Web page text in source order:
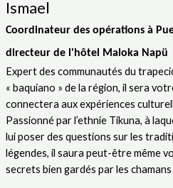
Ismael
Coordinateur des opérations à
directeur de l'hôtel Maloka Napü
Expert des communautés du
« baquiano » de la région, il sera
connectera aux expériences
Passionné par l’ethnie Tikuna, à
lui poser des questions sur les
légendes, il saura peut-être même
secrets bien gardés par les